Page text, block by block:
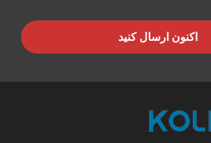
اکنون ارسال کنید